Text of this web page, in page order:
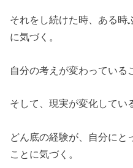
それをし続けた時、ある時
に気づく。
自分の考えが変わっている
そして、現実が変化してい
どん底の経験が、自分にと
ことに気づく。